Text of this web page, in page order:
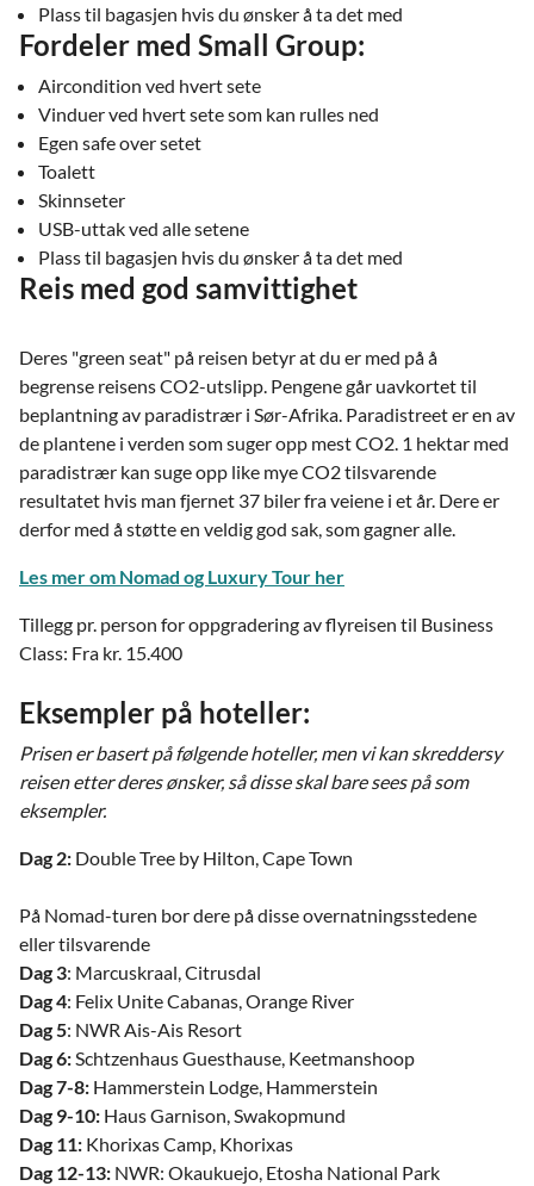
Plass til bagasjen hvis du ønsker å ta det med
Fordeler med Small Group:
Aircondition ved hvert sete
Vinduer ved hvert sete som kan rulles ned
Egen safe over setet
Toalett
Skinnseter
USB-uttak ved alle setene
Plass til bagasjen hvis du ønsker å ta det med
Reis med god samvittighet
Deres "green seat" på reisen betyr at du er med på å
begrense reisens CO2-utslipp. Pengene går uavkortet til
beplantning av paradistrær i Sør-Afrika. Paradistreet er en av
de plantene i verden som suger opp mest CO2. 1 hektar med
paradistrær kan suge opp like mye CO2 tilsvarende
resultatet hvis man fjernet 37 biler fra veiene i et år. Dere er
derfor med å støtte en veldig god sak, som gagner alle.
Les mer om Nomad og Luxury Tour her
Tillegg pr. person for oppgradering av flyreisen til Business
Class: Fra kr. 15.400
Eksempler på hoteller:
Prisen er basert på følgende hoteller, men vi kan skreddersy
reisen etter deres ønsker, så disse skal bare sees på som
eksempler.
Dag 2: Double Tree by Hilton, Cape Town
På Nomad-turen bor dere på disse overnatningsstedene
eller tilsvarende
Dag 3: Marcuskraal, Citrusdal
Dag 4: Felix Unite Cabanas, Orange River
Dag 5: NWR Ais-Ais Resort
Dag 6:Schtzenhaus Guesthause, Keetmanshoop
Dag 7-8: Hammerstein Lodge, Hammerstein
Dag 9-10: Haus Garnison, Swakopmund
Dag 11: Khorixas Camp, Khorixas
Dag 12-13: NWR: Okaukuejo, Etosha National Park